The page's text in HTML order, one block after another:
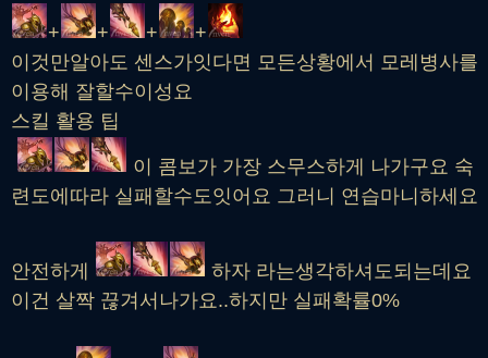
+ + +
+
이것만알아도 센스가잇다면 모든상황에서 모레병사를
이용해 잘할수이성요
스킬 활용 팁
이 콤보가 가장 스무스하게 나가구요 숙
련도에따라 실패할수도잇어요 그러니 연습마니하세요
안전하게
하자 라는생각하셔도되는데요
이건 살짝 끊겨서나가요..하지만 실패확률0%